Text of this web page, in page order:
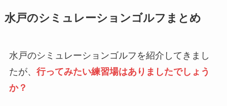
水戸のシミュレーションゴルフまとめ
水戸のシミュレーションゴルフを紹介してきまし
たが、 行ってみたい練習場はありましたでしょう
か？